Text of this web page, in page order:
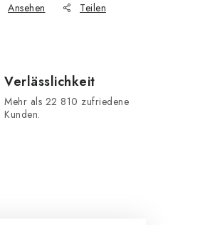
Ansehen Teilen
Verlässlichkeit
Mehr als 22 810 zufriedene
Kunden.